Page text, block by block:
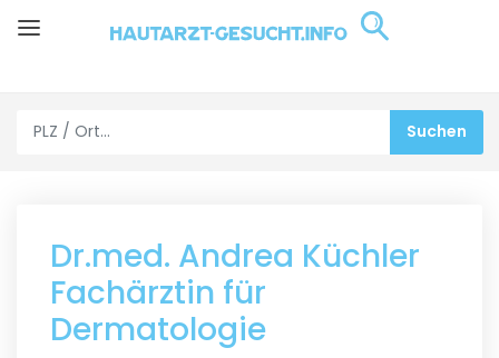
Dr.med. Andrea Küchler
Fachärztin für
Dermatologie